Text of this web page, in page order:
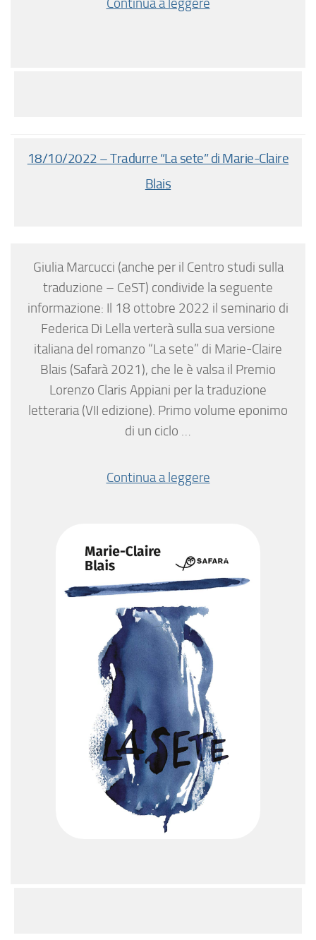
Continua a leggere
18/10/2022 – Tradurre “La sete” di Marie-Claire
Blais
Giulia Marcucci (anche per il Centro studi sulla
traduzione – CeST) condivide la seguente
informazione: Il 18 ottobre 2022 il seminario di
Federica Di Lella verterà sulla sua versione
italiana del romanzo “La sete” di Marie-Claire
Blais (Safarà 2021), che le è valsa il Premio
Lorenzo Claris Appiani per la traduzione
letteraria (VII edizione). Primo volume eponimo
di un ciclo …
Continua a leggere